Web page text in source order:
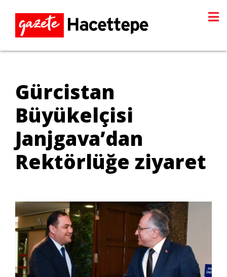
Gürcistan
Büyükelçisi
Janjgava’dan
Rektörlüğe ziyaret